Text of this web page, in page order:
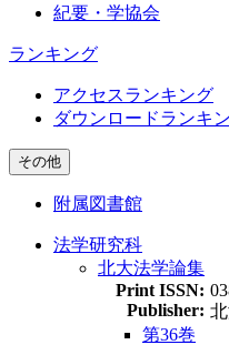
紀要・学協会
ランキング
アクセスランキング
ダウンロードランキ
その他
附属図書館
法学研究科
北大法学論集
Print ISSN:
Publisher:
第36巻